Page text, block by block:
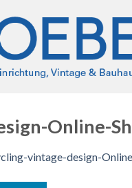
Online-
vintage-design-